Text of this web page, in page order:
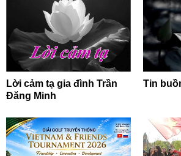
Lời cảm tạ gia đình Trần
Đăng Minh
Tin